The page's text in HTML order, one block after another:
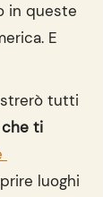
in queste
E
tutti
ti
luoghi